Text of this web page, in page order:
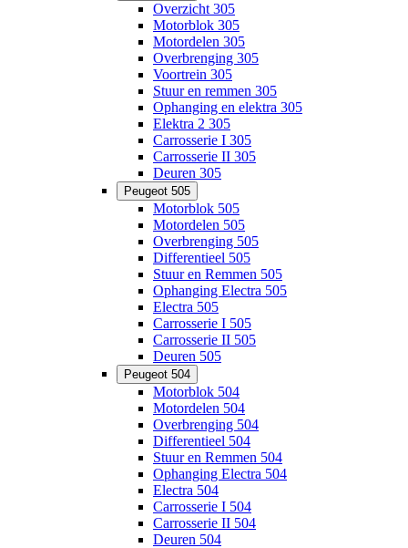
Overzicht 305
Motorblok 305
Motordelen 305
Overbrenging 305
Voortrein 305
Stuur en remmen 305
Ophanging en elektra 305
Elektra 2 305
Carrosserie I 305
Carrosserie II 305
Deuren 305
Peugeot 505
Motorblok 505
Motordelen 505
Overbrenging 505
Differentieel 505
Stuur en Remmen 505
Ophanging Electra 505
Electra 505
Carrosserie I 505
Carrosserie II 505
Deuren 505
Peugeot 504
Motorblok 504
Motordelen 504
Overbrenging 504
Differentieel 504
Stuur en Remmen 504
Ophanging Electra 504
Electra 504
Carrosserie I 504
Carrosserie II 504
Deuren 504